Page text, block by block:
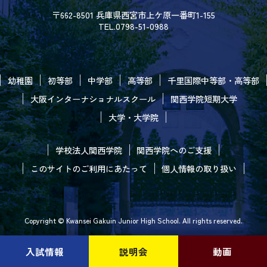
入試情報 説明会 動画
〒662-8501 兵庫県西宮市上ケ原一番町1-155
TEL.0798-51-0988
幼稚園 初等部 中学部 高等部
千里国際中等部・高等部
大阪インターナショナルスクール
関西学院短期大学
大学・大学院
学校法人関西学院
関西学院へのご支援
このサイトのご利用にあたって
個人情報の取り扱い
Copyright © Kwansei Gakuin Junior High School. All rights reserved.